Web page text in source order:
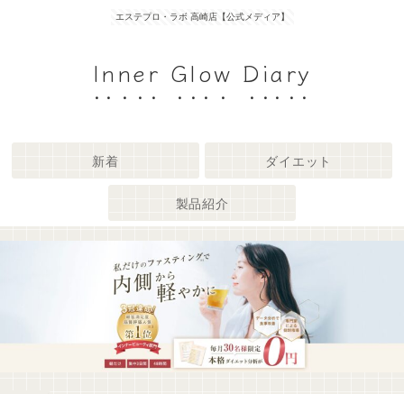
エステプロ・ラボ 高崎店【公式メディア】
Inner Glow Diary
新着 ダイエット
製品紹介